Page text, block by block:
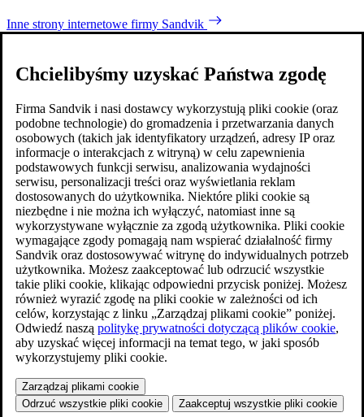
Inne strony internetowe firmy Sandvik
Chcielibyśmy uzyskać Państwa zgodę
Firma Sandvik i nasi dostawcy wykorzystują pliki cookie (oraz
podobne technologie) do gromadzenia i przetwarzania danych
osobowych (takich jak identyfikatory urządzeń, adresy IP oraz
informacje o interakcjach z witryną) w celu zapewnienia
podstawowych funkcji serwisu, analizowania wydajności
serwisu, personalizacji treści oraz wyświetlania reklam
dostosowanych do użytkownika. Niektóre pliki cookie są
niezbędne i nie można ich wyłączyć, natomiast inne są
wykorzystywane wyłącznie za zgodą użytkownika. Pliki cookie
wymagające zgody pomagają nam wspierać działalność firmy
Sandvik oraz dostosowywać witrynę do indywidualnych potrzeb
użytkownika. Możesz zaakceptować lub odrzucić wszystkie
takie pliki cookie, klikając odpowiedni przycisk poniżej. Możesz
również wyrazić zgodę na pliki cookie w zależności od ich
celów, korzystając z linku „Zarządzaj plikami cookie” poniżej.
Odwiedź naszą politykę prywatności dotyczącą plików cookie,
aby uzyskać więcej informacji na temat tego, w jaki sposób
wykorzystujemy pliki cookie.
Zarządzaj plikami cookie
Odrzuć wszystkie pliki cookie
Zaakceptuj wszystkie pliki cookie